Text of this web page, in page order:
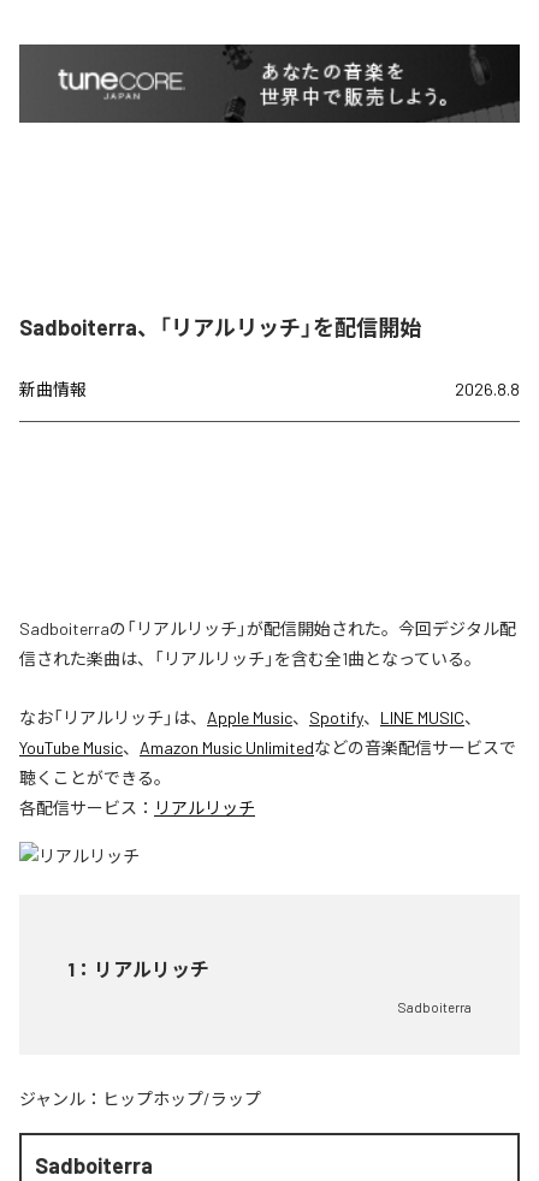
Sadboiterra、「リアルリッチ」を配信開始
新曲情報 2026.8.8
Sadboiterraの「リアルリッチ」が配信開始された。今回デジタル配
信された楽曲は、「リアルリッチ」を含む全1曲となっている。
なお「リアルリッチ 」は、 Apple Music、 Spotify、 LINE MUSIC、
YouTube Music、 Amazon Music Unlimitedなどの音楽配信サービスで
聴くことができる。
各配信サービス： リアルリッチ
1 ： リアルリッチ
Sadboiterra
ジャンル： ヒップホップ/ラップ
Sadboiterra